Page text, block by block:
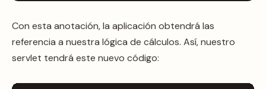
Con esta anotación, la aplicación obtendrá las
referencia a nuestra lógica de cálculos. Así, nuestro
servlet tendrá este nuevo código: